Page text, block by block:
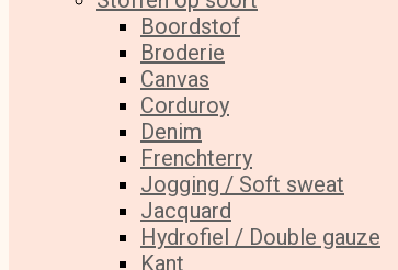
Boordstof
Broderie
Canvas
Corduroy
Denim
Frenchterry
Jogging / Soft sweat
Jacquard
Hydrofiel / Double gauze
Kant